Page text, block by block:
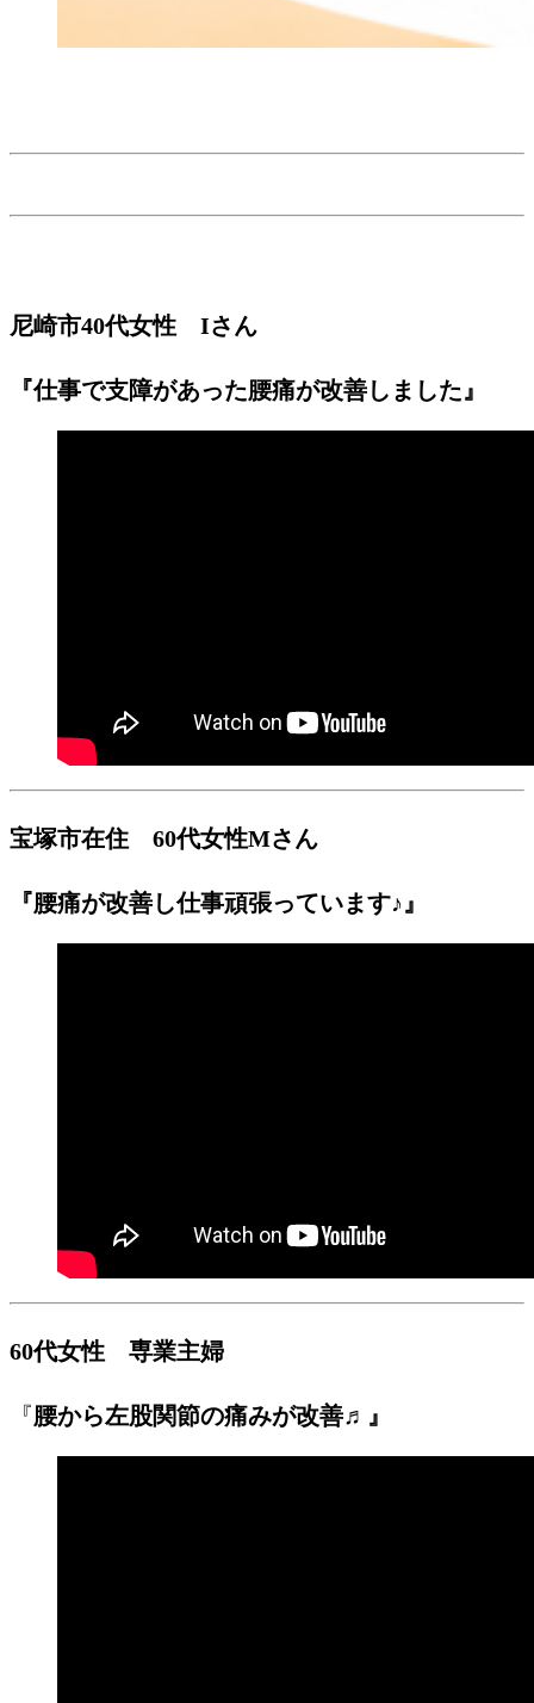
尼崎市40代女性 Iさん
『仕事で支障があった腰痛が改善しました』
宝塚市在住 60代女性Mさん
『腰痛が改善し仕事頑張っています♪』
60代女性 専業主婦
『腰から左股関節の痛みが改善♬』